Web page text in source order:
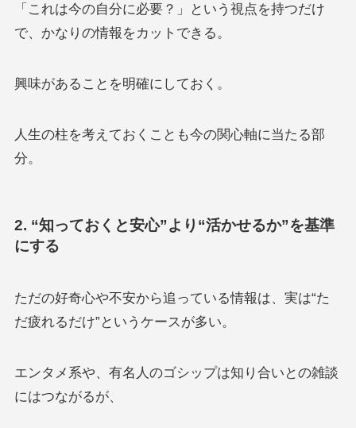
「これは今の自分に必要？」という視点を持つだけ
で、かなりの情報をカットできる。
興味があることを明確にしておく。
人生の柱を考えておくことも今の関心軸に当たる部
分。
2. “知っておくと安心”より“活かせるか”を基準
にする
ただの好奇心や不安から追っている情報は、実は“た
だ疲れるだけ”というケースが多い。
エンタメ系や、有名人のゴシップは知り合いとの雑談
にはつながるが、